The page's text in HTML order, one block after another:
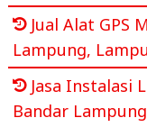
Jual Alat GPS
Lampung,
Jasa Instalasi
Bandar Lampung